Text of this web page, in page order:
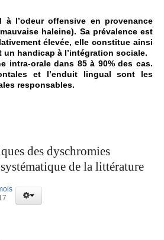
à l’odeur offensive en provenance
haleine). Sa prévalence est
élevée, elle constitue ainsi
un handicap à l’intégration sociale.
intra-orale dans 85 à 90% des cas.
et l’enduit lingual sont les
responsables.
des dyschromies
de la littérature